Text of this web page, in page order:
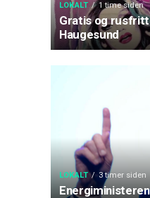
LOKALT 1 time siden
Gratis og
Haugesund
LOKALT 3 timer siden